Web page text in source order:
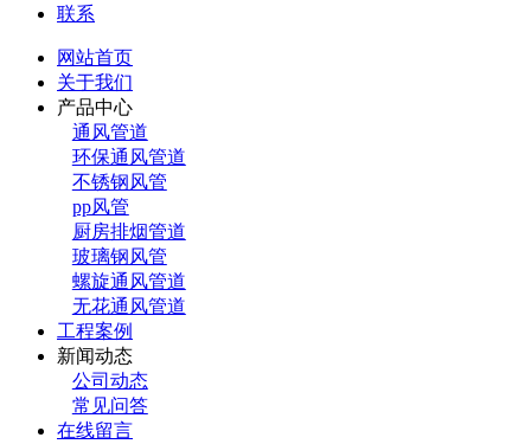
联系
网站首页
关于我们
产品中心
通风管道
环保通风管道
不锈钢风管
pp风管
厨房排烟管道
玻璃钢风管
螺旋通风管道
无花通风管道
工程案例
新闻动态
公司动态
常见问答
在线留言